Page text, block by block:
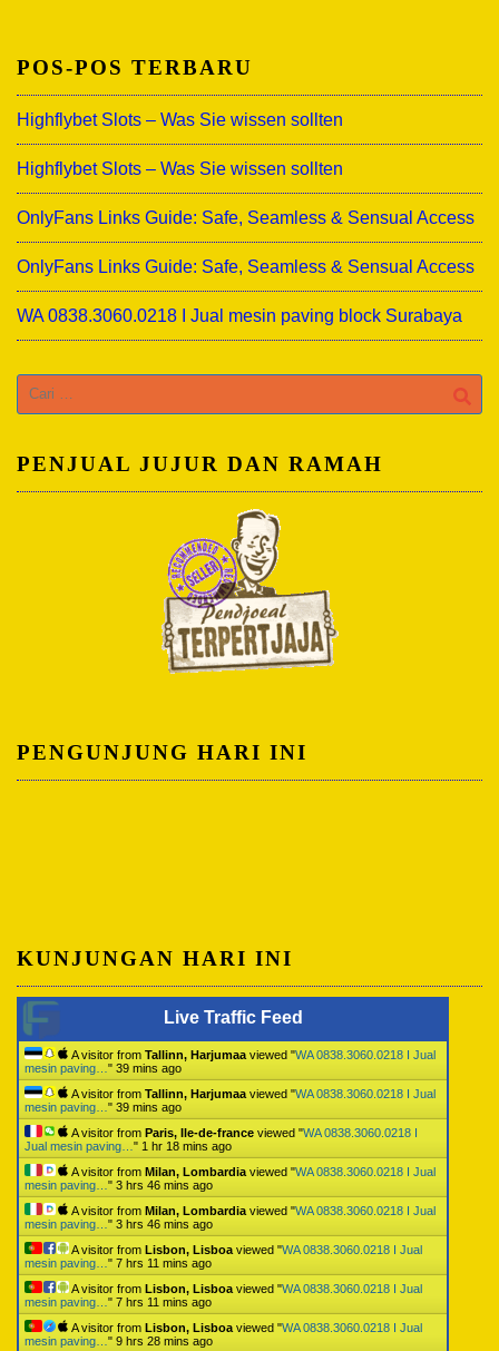
POS-POS TERBARU
Highflybet Slots – Was Sie wissen sollten
Highflybet Slots – Was Sie wissen sollten
OnlyFans Links Guide: Safe, Seamless & Sensual Access
OnlyFans Links Guide: Safe, Seamless & Sensual Access
WA 0838.3060.0218 I Jual mesin paving block Surabaya
Cari
untuk:
PENJUAL JUJUR DAN RAMAH
PENGUNJUNG HARI INI
KUNJUNGAN HARI INI
Live Traffic Feed
A visitor from Tallinn, Harjumaa viewed "WA 0838.3060.0218 I Jual
mesin paving… " 39 mins ago
A visitor from Tallinn, Harjumaa viewed "WA 0838.3060.0218 I Jual
mesin paving… " 39 mins ago
A visitor from Paris, Ile-de-france viewed "WA 0838.3060.0218 I
Jual mesin paving… " 1 hr 18 mins ago
A visitor from Milan, Lombardia viewed "WA 0838.3060.0218 I Jual
mesin paving… " 3 hrs 46 mins ago
A visitor from Milan, Lombardia viewed "WA 0838.3060.0218 I Jual
mesin paving… " 3 hrs 46 mins ago
A visitor from Lisbon, Lisboa viewed "WA 0838.3060.0218 I Jual
mesin paving… " 7 hrs 11 mins ago
A visitor from Lisbon, Lisboa viewed "WA 0838.3060.0218 I Jual
mesin paving… " 7 hrs 11 mins ago
A visitor from Lisbon, Lisboa viewed "WA 0838.3060.0218 I Jual
mesin paving… " 9 hrs 28 mins ago